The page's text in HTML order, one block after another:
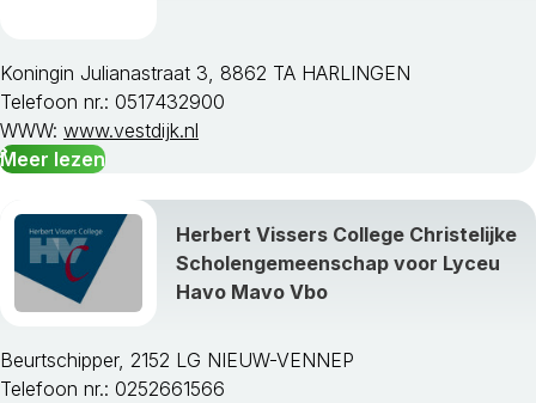
Koningin Julianastraat 3, 8862 TA HARLINGEN
Telefoon nr.: 0517432900
WWW: www.vestdijk.nl
Meer lezen
Herbert Vissers College Christelijke
Scholengemeenschap voor Lyceu
Havo Mavo Vbo
Beurtschipper, 2152 LG NIEUW-VENNEP
Telefoon nr.: 0252661566